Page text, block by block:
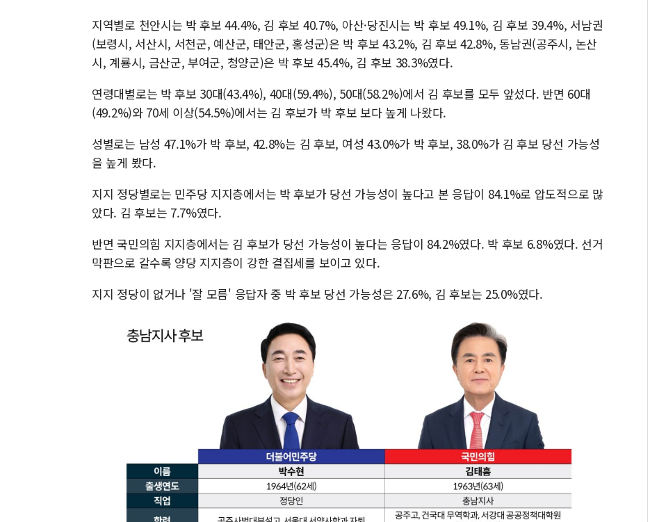
지역별로 천안시는 박 후보 44.4%, 김 후보 40.7%, 아산·당진시는 박 후보 49.1%, 김 후보 39.4%, 서남권
(보령시, 서산시, 서천군, 예산군, 태안군, 홍성군)은 박 후보 43.2%, 김 후보 42.8%, 동남권(공주시, 논산
시, 계룡시, 금산군, 부여군, 청양군)은 박 후보 45.4%, 김 후보 38.3%였다.
연령대별로는 박 후보 30대(43.4%), 40대(59.4%), 50대(58.2%)에서 김 후보를 모두 앞섰다. 반면 60대
(49.2%)와 70세 이상(54.5%)에서는 김 후보가 박 후보 보다 높게 나왔다.
성별로는 남성 47.1%가 박 후보, 42.8%는 김 후보, 여성 43.0%가 박 후보, 38.0%가 김 후보 당선 가능성
을 높게 봤다.
지지 정당별로는 민주당 지지층에서는 박 후보가 당선 가능성이 높다고 본 응답이 84.1%로 압도적으로 많
았다. 김 후보는 7.7%였다.
반면 국민의힘 지지층에서는 김 후보가 당선 가능성이 높다는 응답이 84.2%였다. 박 후보 6.8%였다. 선거
막판으로 갈수록 양당 지지층이 강한 결집세를 보이고 있다.
지지 정당이 없거나 '잘 모름' 응답자 중 박 후보 당선 가능성은 27.6%, 김 후보는 25.0%였다.